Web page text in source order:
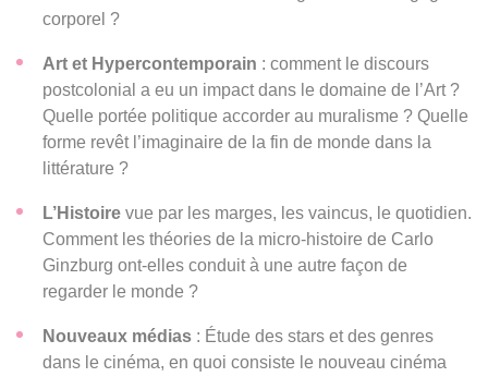
corporel ?
Art et Hypercontemporain : comment le discours
postcolonial a eu un impact dans le domaine de l’Art ?
Quelle portée politique accorder au muralisme ? Quelle
forme revêt l’imaginaire de la fin de monde dans la
littérature ?
L’Histoire vue par les marges, les vaincus, le quotidien.
Comment les théories de la micro-histoire de Carlo
Ginzburg ont-elles conduit à une autre façon de
regarder le monde ?
Nouveaux médias : Étude des stars et des genres
dans le cinéma, en quoi consiste le nouveau cinéma